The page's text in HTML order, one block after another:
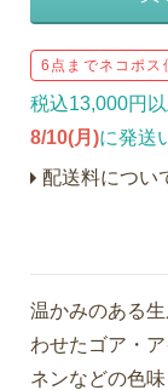
6点までネコポス
税込13,000円
8/10(月)に発送
配送料につい
温かみのある
わせたゴア・
ネンなどの色